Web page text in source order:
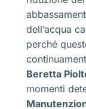
dell’acqua
perché
Beretta
momenti